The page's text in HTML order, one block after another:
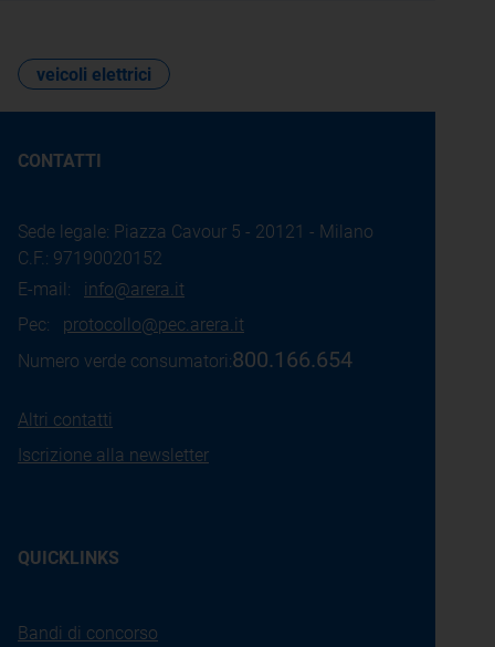
veicoli elettrici
CONTATTI
Sede legale: Piazza Cavour 5 - 20121 - Milano
C.F.: 97190020152
E-mail: info@arera.it
Pec: protocollo@pec.arera.it
Numero verde consumatori:800.166.654
Altri contatti
Iscrizione alla newsletter
QUICKLINKS
Bandi di concorso